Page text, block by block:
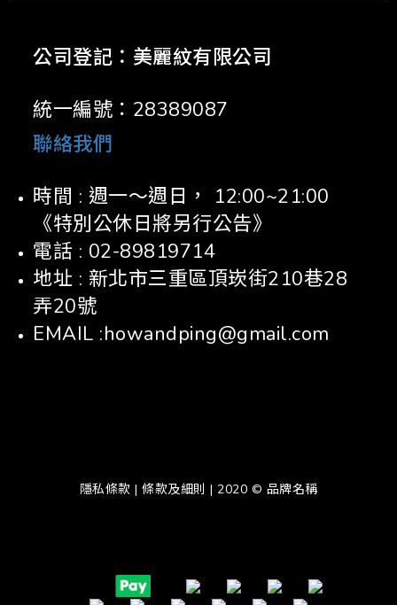
公司登記：美麗紋有限公司
統一編號：28389087
聯絡我們
時間 : 週一～週日， 12:00~21:00
《特別公休日將另行公告》
電話 : 02-89819714
地址 : 新北市三重區頂崁街210巷28
弄20號
EMAIL :howandping@gmail.com
隱私條款 | 條款及細則 | 2020 © 品牌名稱